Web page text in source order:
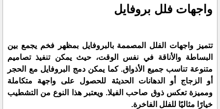
واجهات فلل بروفايل
تتميز واجهات الفلل المصممة بالبروفايل بمظهر فخم يجمع بين
البساطة والأناقة في نفس الوقت، حيث يمكن تنفيذ تصاميم
متنوعة تناسب جميع الأذواق. كما يمكن دمج البروفايل مع الحجر
أو الزجاج أو الدهانات الحديثة للحصول على واجهة متكاملة
ومميزة تعكس ذوق صاحب الفيلا. ويعتبر هذا النوع من التشطيب
خيارًا مثاليًا للفلل الفاخرة.